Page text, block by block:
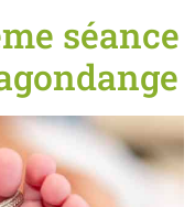
séance